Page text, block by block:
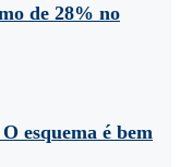
de 28% no
esquema é bem